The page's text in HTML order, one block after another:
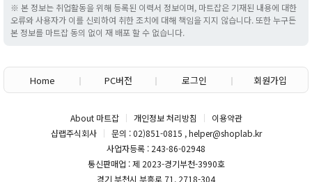
※ 본 정보는 취업활동을 위해 등록된 이력서 정보이며, 마트잡은 기재된 내용에 대한
오류와 사용자가 이를 신뢰하여 취한 조치에 대해 책임을 지지 않습니다. 또한 누구든
본 정보를 마트잡 동의 없이 재 배포 할 수 없습니다.
Home PC버전 로그인 회원가입
About 마트잡 개인정보 처리방침
이용약관
샵랩주식회사
문의 : 02)851-0815 , helper@shoplab.kr
사업자등록 : 243-86-02948
통신판매업 : 제 2023-경기부천-3990호
경기 부천시 부흥로 71, 2718-304